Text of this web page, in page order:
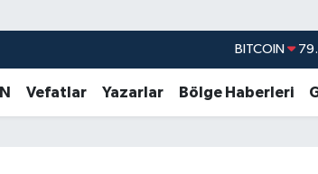
DOLAR
STERLİN
Vefatlar Yazarlar Bölge Haberleri